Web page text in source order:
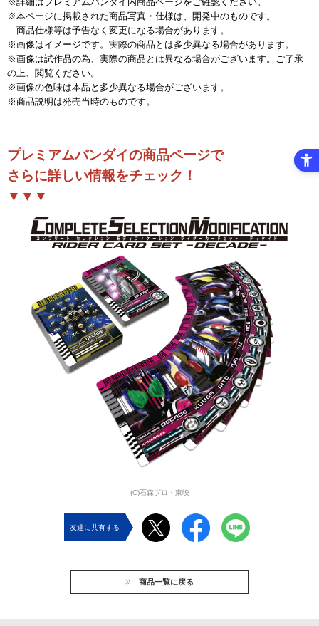
※本ページに掲載された商品写真・仕様は、開発中のものです。
商品仕様等は予告なく変更になる場合があります。
※画像はイメージです。実際の商品とは多少異なる場合があります。
※画像は試作品の為、実際の商品とは異なる場合がございます。ご了承
の上、閲覧ください。
※画像の色味は本品と多少異なる場合がございます。
※商品説明は発売当時のものです。
プレミアムバンダイの商品ページで
さらに詳しい情報をチェック！
▼▼▼
(C)石森プロ・東映
友達に共有する
商品一覧に戻る